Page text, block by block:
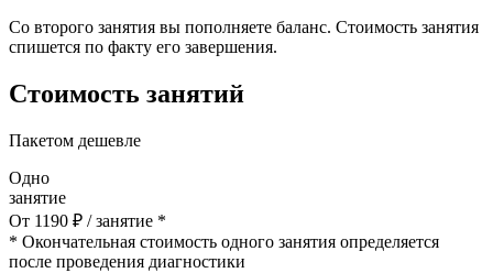
Со второго занятия вы пополняете баланс. Стоимость занятия
спишется по факту его завершения.
Стоимость занятий
Пакетом дешевле
Одно
занятие
От 1190 ₽ / занятие *
* Окончательная стоимость одного занятия определяется
после проведения диагностики